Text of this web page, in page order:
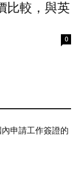
比較，與英
0
申請工作簽證的